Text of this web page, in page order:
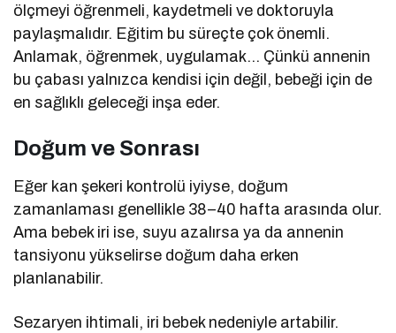
ölçmeyi öğrenmeli, kaydetmeli ve doktoruyla
paylaşmalıdır. Eğitim bu süreçte çok önemli.
Anlamak, öğrenmek, uygulamak… Çünkü annenin
bu çabası yalnızca kendisi için değil, bebeği için de
en sağlıklı geleceği inşa eder.
Doğum ve Sonrası
Eğer kan şekeri kontrolü iyiyse, doğum
zamanlaması genellikle 38–40 hafta arasında olur.
Ama bebek iri ise, suyu azalırsa ya da annenin
tansiyonu yükselirse doğum daha erken
planlanabilir.
Sezaryen ihtimali, iri bebek nedeniyle artabilir.